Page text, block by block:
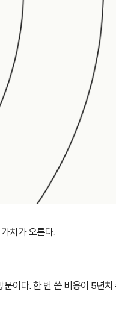
치가 오른다.
이다. 한 번 쓴 비용이 5년치